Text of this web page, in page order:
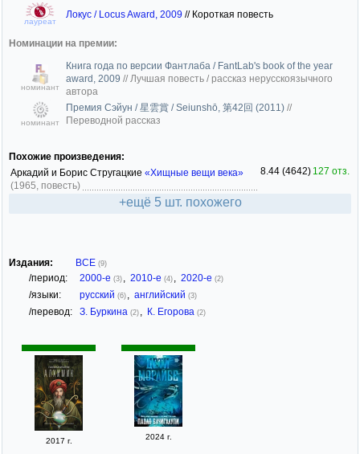
лауреат
Локус / Locus Award, 2009 // Короткая повесть
Номинации на премии:
номинант
Книга года по версии Фантлаба / FantLab's book of the year
award, 2009 // Лучшая повесть / рассказ нерусскоязычного
автора
номинант
Премия Сэйун / 星雲賞 / Seiunshō, 第42回 (2011) //
Переводной рассказ
Похожие произведения:
Аркадий и Борис Стругацкие «Хищные вещи века»
(1965, повесть)
8.44 (4642) 127 отз.
+ещё 5 шт. похожего
Издания: ВСЕ (9)
/период: 2000-е (3) , 2010-е (4) , 2020-е (2)
/языки: русский (6) , английский (3)
/перевод: З. Буркина (2) , К. Егорова (2)
2017 г. 2024 г.